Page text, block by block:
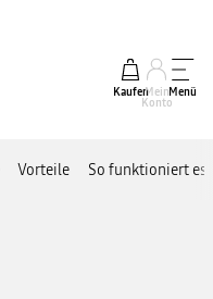
KaufenMein
Konto
Menü
Vorteile So funktioniert es